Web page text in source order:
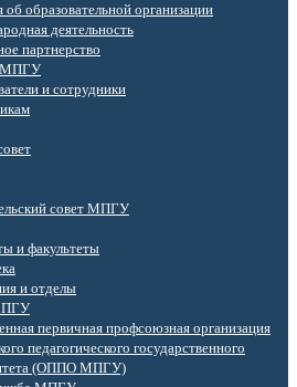
об образовательной организации
деятельность
партнерство
МПГУ
и сотрудники
совет МПГУ
и факультеты
и отделы
первичная профсоюзная организация
педагогического государственного
(ОППО МПГУ)